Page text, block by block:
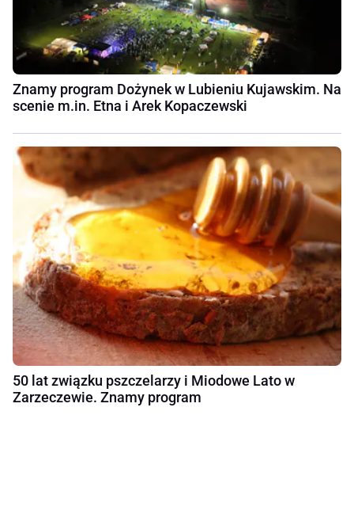
Znamy program Dożynek w Lubieniu Kujawskim. Na
scenie m.in. Etna i Arek Kopaczewski
50 lat związku pszczelarzy i Miodowe Lato w
Zarzeczewie. Znamy program